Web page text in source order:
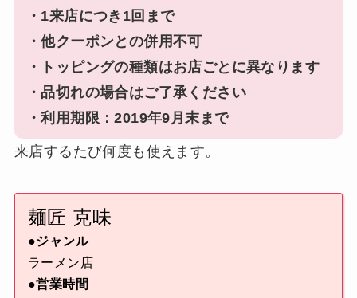
・1来店につき1回まで
・他クーポンとの併用不可
・トッピングの種類はお店ごとに異なります
・品切れの場合はご了承ください
・利用期限：2019年9月末まで
来店するたび何度も使えます。
麺匠 克味
●ジャンル
ラーメン店
●営業時間